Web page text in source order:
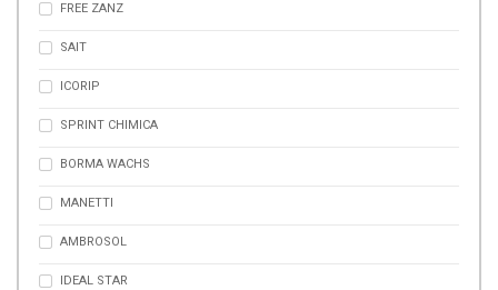
FREE ZANZ
SAIT
ICORIP
SPRINT CHIMICA
BORMA WACHS
MANETTI
AMBROSOL
IDEAL STAR